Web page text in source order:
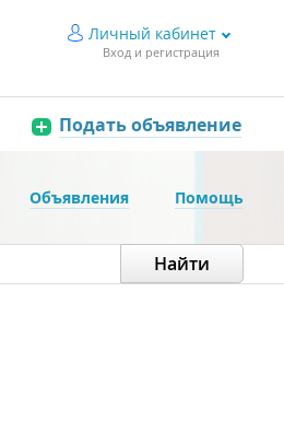
Личный кабинет
Вход и регистрация
Подать объявление
Объявления Помощь